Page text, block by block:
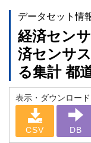
データセット情
経済セン
済センサ
る集計 都
表示・ダウンロード
CSV DB